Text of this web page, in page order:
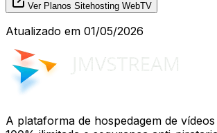
Ver Planos Sitehosting WebTV
Atualizado em 01/05/2026
A plataforma de hospedagem de